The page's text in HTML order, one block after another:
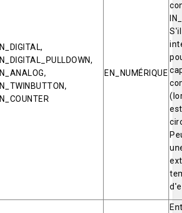
IN_DIGITAL,
IN_DIGITAL_PULLDOWN,
IN_ANALOG,
IN_TWINBUTTON,
IN_COUNTER
EN_NUMÉRIQUE